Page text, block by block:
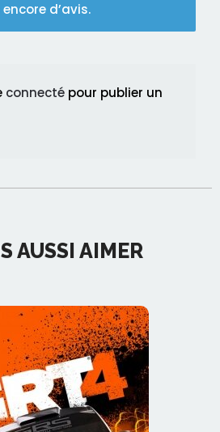
d’avis.
connecté pour publier un
AUSSI AIMER